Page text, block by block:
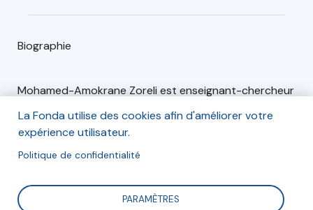
Biographie
Mohamed-Amokrane Zoreli est enseignant-chercheur
recherche économie et développement de la faculté
SECSG de l’université Abderrahmane Mira de Bejaia.
agissant librement par des activités solidaires (Asalas)
de la wilaya Tizi-Ouzou.
La Fonda utilise des cookies afin d'améliorer votre
expérience utilisateur.
Politique de confidentialité
PARAMÈTRES